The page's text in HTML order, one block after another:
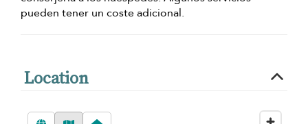
pueden tener un coste adicional.
Location